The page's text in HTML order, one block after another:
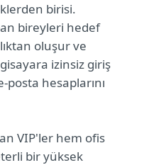
birisi.
bireyleri hedef
oluşur ve
izinsiz giriş
hesaplarını
VIP'ler hem ofis
bir yüksek